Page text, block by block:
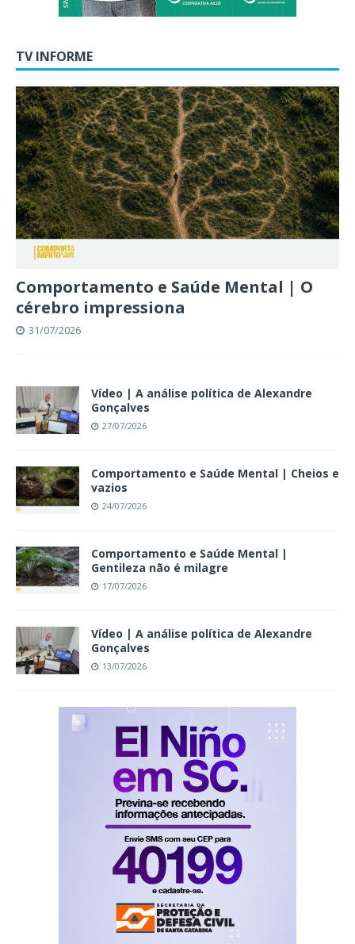
TV INFORME
Comportamento e Saúde Mental | O
cérebro impressiona
31/07/2026
Vídeo | A análise política de Alexandre
Gonçalves
27/07/2026
Comportamento e Saúde Mental | Cheios e
vazios
24/07/2026
Comportamento e Saúde Mental |
Gentileza não é milagre
17/07/2026
Vídeo | A análise política de Alexandre
Gonçalves
13/07/2026